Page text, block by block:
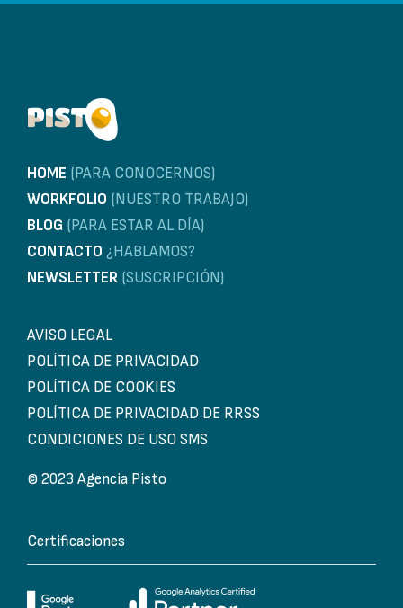
HOME (PARA CONOCERNOS)
WORKFOLIO (NUESTRO TRABAJO)
BLOG (PARA ESTAR AL DÍA)
CONTACTO ¿HABLAMOS?
NEWSLETTER (SUSCRIPCIÓN)
AVISO LEGAL
POLÍTICA DE PRIVACIDAD
POLÍTICA DE COOKIES
POLÍTICA DE PRIVACIDAD DE RRSS
CONDICIONES DE USO SMS
© 2023 Agencia Pisto
Certificaciones